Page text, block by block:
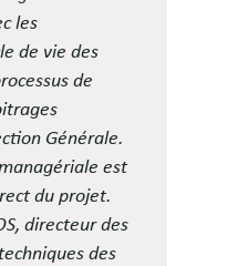
les
de vie des
de
Générale.
est
du projet.
directeur des
des